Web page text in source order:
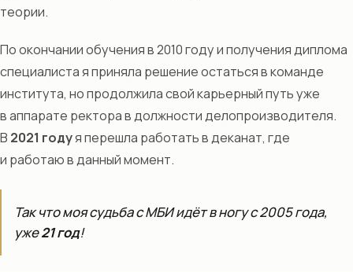
теории.
По окончании обучения в 2010 году и получения диплома
специалиста я приняла решение остаться в команде
института, но продолжила свой карьерный путь уже
в аппарате ректора в должности делопроизводителя.
В 2021 годуя перешла работать в деканат, где
и работаю в данный момент.
Так что моя судьба с МБИ идёт в ногу с 2005 года,
уже21 год!